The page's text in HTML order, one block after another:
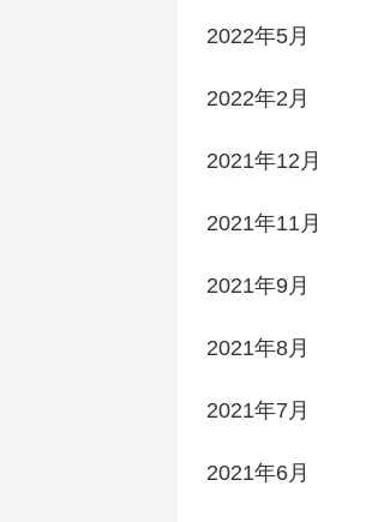
2022年5月
2022年2月
2021年12月
2021年11月
2021年9月
2021年8月
2021年7月
2021年6月